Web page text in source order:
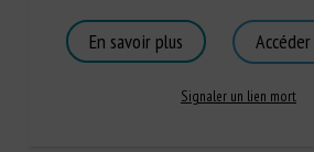
En savoir plus
Signaler un lien mort